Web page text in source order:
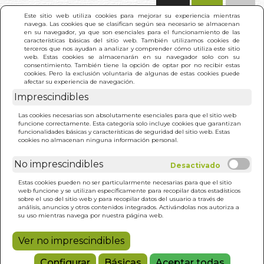
Este sitio web utiliza cookies para mejorar su experiencia mientras
navega. Las cookies que se clasifican según sea necesario se almacenan
en su navegador, ya que son esenciales para el funcionamiento de las
características básicas del sitio web. También utilizamos cookies de
terceros que nos ayudan a analizar y comprender cómo utiliza este sitio
web. Estas cookies se almacenarán en su navegador solo con su
consentimiento. También tiene la opción de optar por no recibir estas
cookies. Pero la exclusión voluntaria de algunas de estas cookies puede
afectar su experiencia de navegación.
Imprescindibles
Las cookies necesarias son absolutamente esenciales para que el sitio web
funcione correctamente. Esta categoría solo incluye cookies que garantizan
funcionalidades básicas y características de seguridad del sitio web. Estas
cookies no almacenan ninguna información personal.
No imprescindibles
Estas cookies pueden no ser particularmente necesarias para que el sitio
web funcione y se utilizan específicamente para recopilar datos estadísticos
sobre el uso del sitio web y para recopilar datos del usuario a través de
análisis, anuncios y otros contenidos integrados. Activándolas nos autoriza a
su uso mientras navega por nuestra página web.
Ver no imprescindibles
INICIO > RESULTADO BÚSQUEDA
Estos son los resultados de tu búsqueda:
robert a johnson
SHE. COMPRENDE LA
15,00€